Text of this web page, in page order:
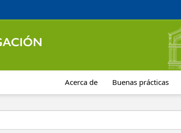
Acerca de Buenas prácticas